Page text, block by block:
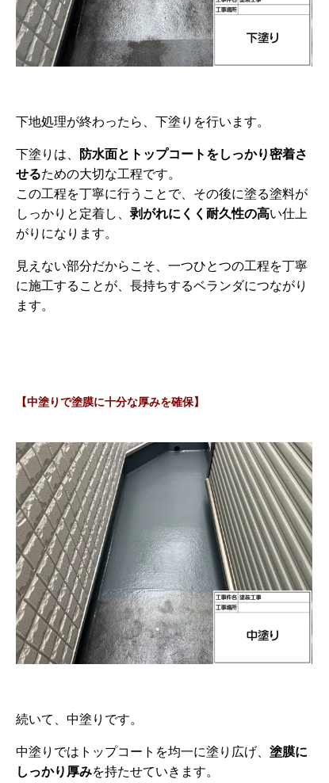
下地処理が終わったら、下塗りを行います。
下塗りは、 防水面とトップコートをしっかり密着さ
せるための大切な工程です。
この工程を丁寧に行うことで、その後に塗る塗料が
しっかりと定着し、 剥がれにくく耐久性の高い仕上
がりになります。
見えない部分だからこそ、一つひとつの工程を丁寧
に施工することが、長持ちするベランダにつながり
ます。
【中塗りで塗膜に十分な厚みを確保】
続いて、中塗りです。
中塗りではトップコートを均一に塗り広げ、 塗膜に
しっかり厚みを持たせていきます。